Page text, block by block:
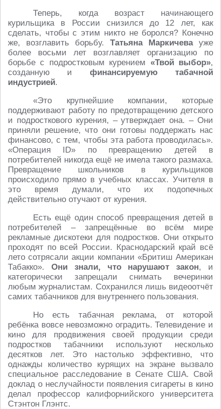
Теперь, когда возраст начинающего
курильщика в России снизился до 12 лет, как
сделать, чтобы с этим никто не боролся? Конечно
же, возглавить борьбу. Татьяна Маркичевауже
более восьми лет возглавляет организацию по
борьбе с подростковым курением «Твой выбор»,
созданную и финансируемую табачной
индустрией.
«Это крупнейшие компании, которые
поддерживают работу по предотвращению детского
и подросткового курения, – утверждает она. – Они
приняли решение, что они готовы поддержать нас
финансово, с тем, чтобы эта работа проводилась».
«Операция ID» по превращению детей в
потребителей никогда ещё не имела такого размаха.
Превращение школьников в курильщиков
происходило прямо в учебных классах. Учителя в
это время думали, что их подопечных
действительно отучают от курения.
Есть ещё один способ превращения детей в
потребителей – запрещённые во всём мире
рекламные дискотеки для подростков. Они открыто
проходят по всей России. Краснодарский край всё
лето сотрясали акции компании «Бритиш Американ
Табакко». Они знали, что нарушают закон, и
категорически запрещали снимать вечеринки
любым журналистам. Сохранился лишь видеоотчёт
самих табачников для внутреннего пользования.
Но есть табачная реклама, от которой
ребёнка вовсе невозможно оградить. Телевидение и
кино для продвижения своей продукции среди
подростков табачники используют несколько
десятков лет. Это настолько эффективно, что
однажды количество курящих на экране вызвало
специальное расследование в Сенате США. Свой
доклад о неслучайности появления сигареты в кино
делал профессор калифорнийского университета
Стэнтон Глэнтс.